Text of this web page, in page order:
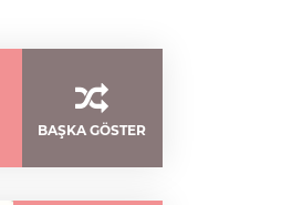
BAŞKA GÖSTER